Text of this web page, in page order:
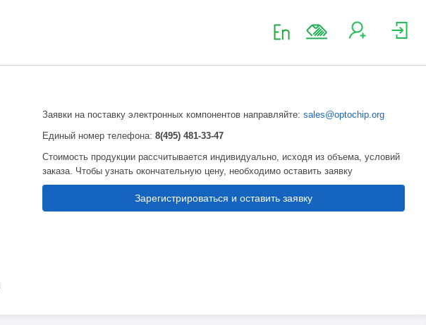
Заявки на поставку электронных компонентов направляйте:sales@optochip.org
Единый номер телефона:8(495) 481-33-47
Стоимость продукции рассчитывается индивидуально, исходя из объема, условий
заказа. Чтобы узнать окончательную цену, необходимо оставить заявку
Зарегистрироваться и оставить заявку